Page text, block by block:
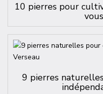
10 pierres pour
9 pierres